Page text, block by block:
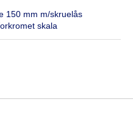
150 mm m/skruelås
skala